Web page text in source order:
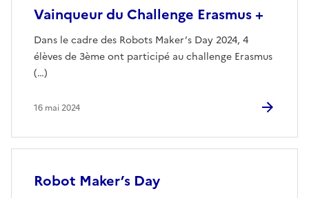
Vainqueur du Challenge Erasmus +
Dans le cadre des Robots Maker’s Day 2024, 4
élèves de 3ème ont participé au challenge Erasmus
(…)
16 mai 2024
Robot Maker’s Day